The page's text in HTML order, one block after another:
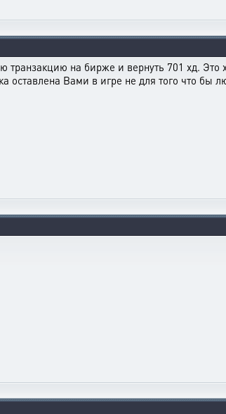
на бирже и вернуть 701 хд. Это
оставлена Вами в игре не для того что бы